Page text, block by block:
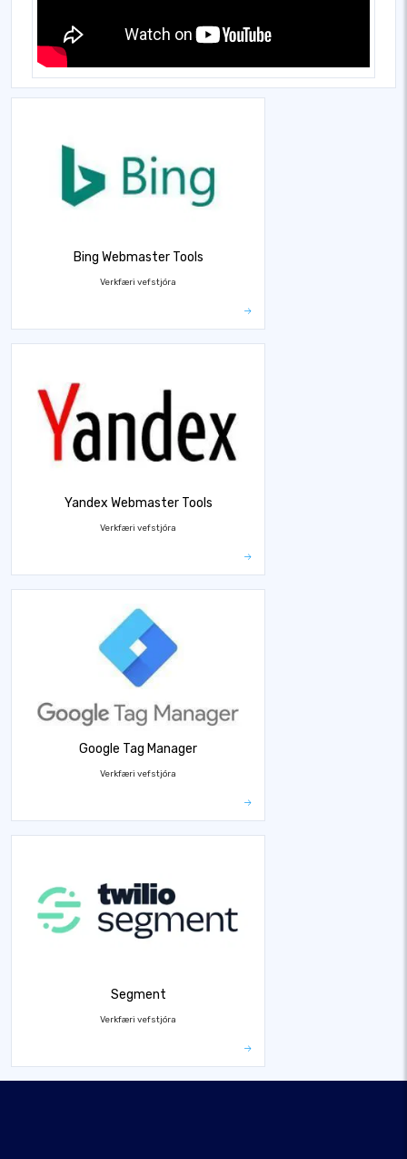
Bing Webmaster Tools
Verkfæri vefstjóra
Yandex Webmaster Tools
Verkfæri vefstjóra
Google Tag Manager
Verkfæri vefstjóra
Segment
Verkfæri vefstjóra